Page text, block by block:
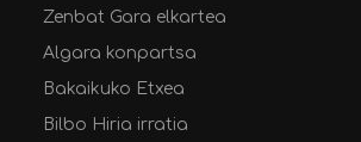
Zenbat Gara elkartea
Algara konpartsa
Bakaikuko Etxea
Bilbo Hiria irratia